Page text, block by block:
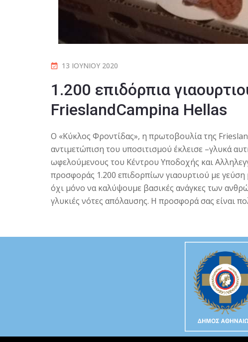
13 ΙΟΥΝΊΟΥ 2020
1.200 επιδόρπια
FrieslandCampina Hellas
Ο «Κύκλος Φροντίδας», η πρωτοβουλία της
αντιμετώπιση του υποσιτισμού έκλεισε –γλυκά
ωφελούμενους του Κέντρου Υποδοχής και
προσφοράς 1.200 επιδορπίων γιαουρτιού με
όχι μόνο να καλύψουμε βασικές ανάγκες των
γλυκιές νότες απόλαυσης. Η προσφορά σας είναι